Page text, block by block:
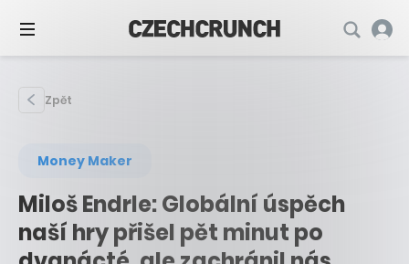
Zpět
Money Maker
Miloš Endrle: Globální úspěch
naší hry přišel pět minut po